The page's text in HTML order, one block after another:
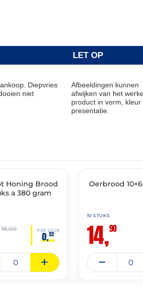
LET OP
Diepvries
niet
Afbeeldingen kunnen
afwijken van het
product in vorm, kleur
presentatie.
Honing Brood
a 380 gram
PER STUK
0,52
18,00
🔥 OP=OP
Oerbrood
10 STUKS
14,90